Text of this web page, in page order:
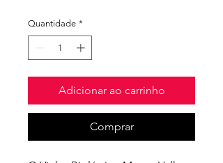
Quantidade *
Adicionar ao carrinho
Comprar